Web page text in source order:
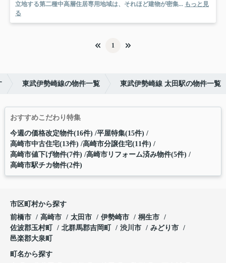
立地する第二種中高層住居専用地域は、それほど建物が密集... もっと見
る
1
東武伊勢崎線の物件一覧 東武伊勢崎線 太田駅の物件一覧
おすすめこだわり特集
今週の価格改定物件(16件) 平屋特集(15件)
高崎市中古住宅(13件) 高崎市分譲住宅(11件)
高崎市値下げ物件(7件) 高崎市リフォーム済み物件(5件)
高崎市駅チカ物件(2件)
市区町村から探す
前橋市
高崎市 太田市 伊勢崎市
桐生市
佐波郡玉村町
北群馬郡吉岡町 渋川市
みどり市
邑楽郡大泉町
町名から探す